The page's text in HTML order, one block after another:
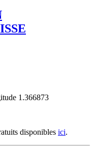
1.366873
disponibles ici.